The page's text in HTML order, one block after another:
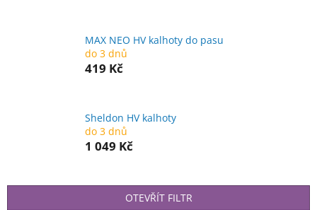
MAX NEO HV kalhoty do pasu
do 3 dnů
419 Kč
Sheldon HV kalhoty
do 3 dnů
1 049 Kč
OTEVŘÍT FILTR